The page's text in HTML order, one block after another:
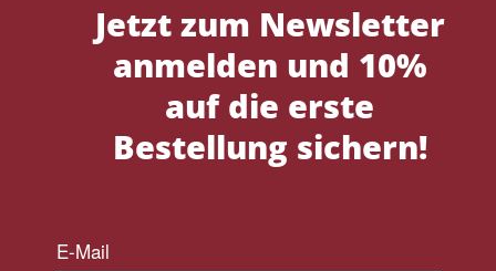
Jetzt zum Newsletter
anmelden und 10%
auf die erste
Bestellung sichern!